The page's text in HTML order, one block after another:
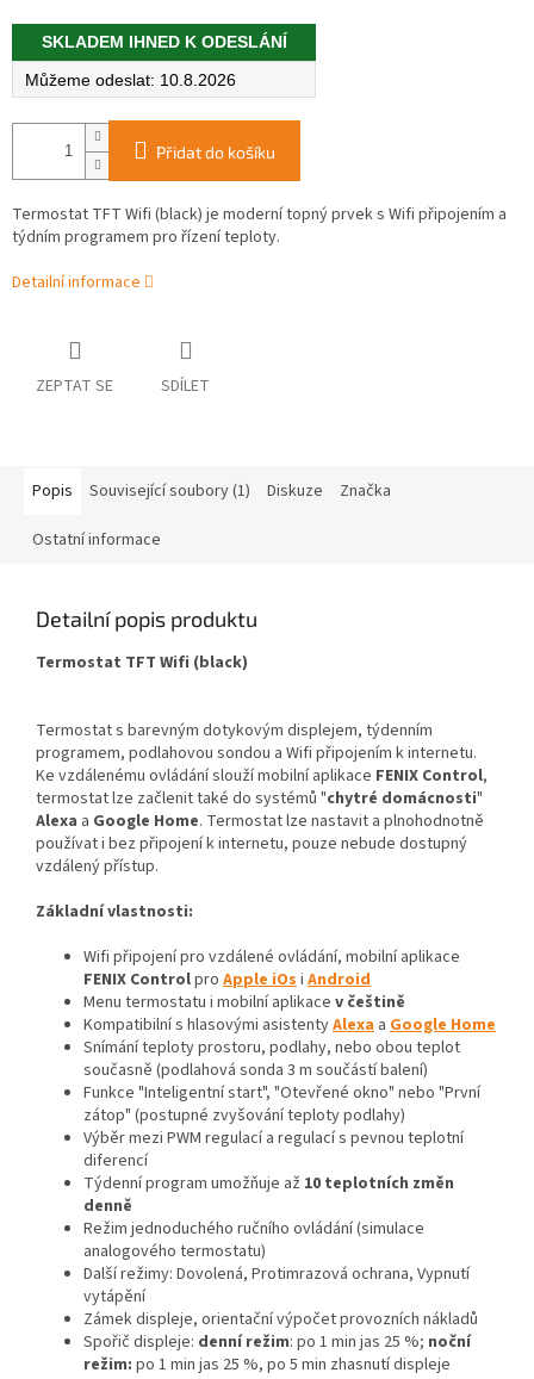
Měrná
cena:SKLADEM IHNED K ODESLÁNÍ
10.8.2026
Přidat do košíku
Termostat TFT Wifi (black) je moderní topný prvek s Wifi připojením a
týdním programem pro řízení teploty.
Detailní informace
ZEPTAT SE SDÍLET
Popis Související soubory (1) Diskuze Značka
Ostatní informace
Detailní popis produktu
Termostat TFT Wifi (black)
Termostat s barevným dotykovým displejem, týdenním
programem, podlahovou sondou a Wifi připojením k internetu.
Ke vzdálenému ovládání slouží mobilní aplikace FENIX Control,
termostat lze začlenit také do systémů "chytré domácnosti"
Alexa a Google Home. Termostat lze nastavit a plnohodnotně
používat i bez připojení k internetu, pouze nebude dostupný
vzdálený přístup.
Základní vlastnosti:
Wifi připojení pro vzdálené ovládání, mobilní aplikace
FENIX Controlpro Apple iOsi Android
Menu termostatu i mobilní aplikace v češtině
Kompatibilní s hlasovými asistentyAlexa a Google Home
Snímání teploty prostoru, podlahy, nebo obou teplot
současně (podlahová sonda 3 m součástí balení)
Funkce "Inteligentní start", "Otevřené okno" nebo "První
zátop" (postupné zvyšování teploty podlahy)
Výběr mezi PWM regulací a regulací s pevnou teplotní
diferencí
Týdenní program umožňuje až 10 teplotních změn
denně
Režim jednoduchého ručního ovládání (simulace
analogového termostatu)
Další režimy: Dovolená, Protimrazová ochrana, Vypnutí
vytápění
Zámek displeje, orientační výpočet provozních nákladů
Spořič displeje: denní režim: po 1 min jas 25 %; noční
režim: po 1 min jas 25 %, po 5 min zhasnutí displeje